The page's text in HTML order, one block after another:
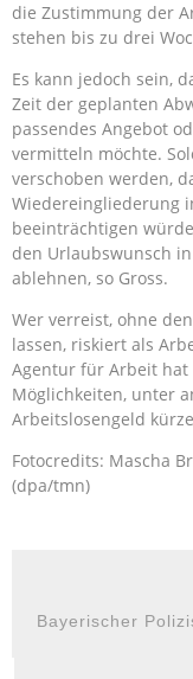
die Zustimmung der
stehen bis zu drei
Es kann jedoch sein,
Zeit der geplanten
passendes Angebot
vermitteln möchte.
verschoben werden,
Wiedereingliederung
beeinträchtigen
den Urlaubswunsch
ablehnen, so Gross.
Wer verreist, ohne
lassen, riskiert als
Agentur für Arbeit hat
Möglichkeiten, unter
Arbeitslosengeld
Fotocredits: Mascha
(dpa/tmn)
Bayerischer